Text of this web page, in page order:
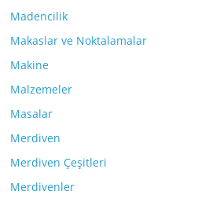
Madencilik
Makaslar ve Noktalamalar
Makine
Malzemeler
Masalar
Merdiven
Merdiven Çeşitleri
Merdivenler